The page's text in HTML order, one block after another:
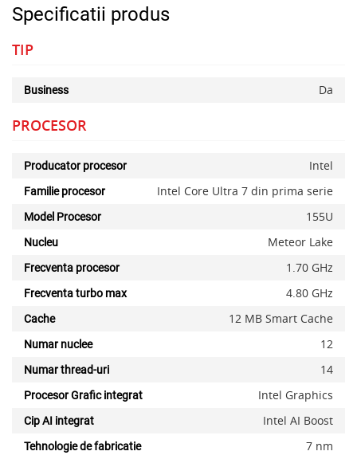
Specificatii produs
TIP
Business Da
PROCESOR
Producator procesor Intel
Familie procesor Intel Core Ultra 7 din prima serie
Model Procesor 155U
Nucleu Meteor Lake
Frecventa procesor 1.70 GHz
Frecventa turbo max 4.80 GHz
Cache 12 MB Smart Cache
Numar nuclee 12
Numar thread-uri 14
Procesor Grafic integrat Intel Graphics
Cip AI integrat Intel AI Boost
Tehnologie de fabricatie 7 nm